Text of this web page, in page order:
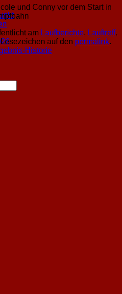
Historie
und Conny vor dem Start in
am Laufberichte, Lauftreff,
auf den permalink.